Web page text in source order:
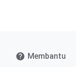
Membantu